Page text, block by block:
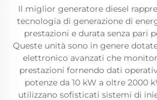
Il miglior generatore diesel
tecnologia di generazione di
prestazioni e durata senza pari
Queste unità sono in genere
elettronico avanzati che
prestazioni fornendo dati
potenze da 10 kW a oltre 2000
utilizzano sofisticati sistemi di